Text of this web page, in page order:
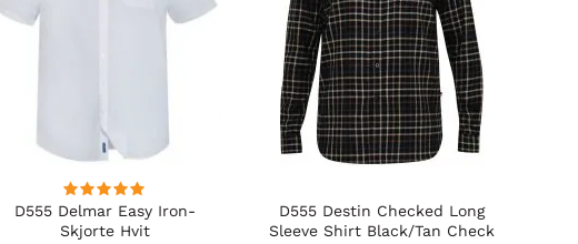
D555 Delmar Easy Iron-
Skjorte Hvit
D555 Destin Checked Long
Sleeve Shirt Black/Tan Check